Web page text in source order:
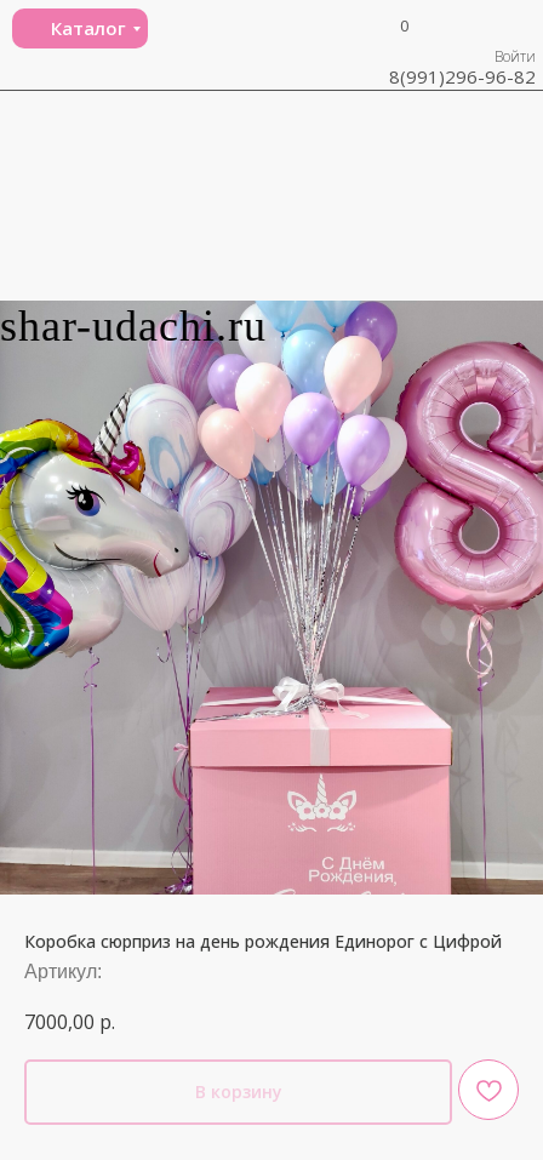
Каталог
Войти
0
8(991)296-96-82
shar-udachi.ru
Коробка сюрприз на день рождения Единорог с Цифрой
Артикул:
7000,00 р.
В корзину